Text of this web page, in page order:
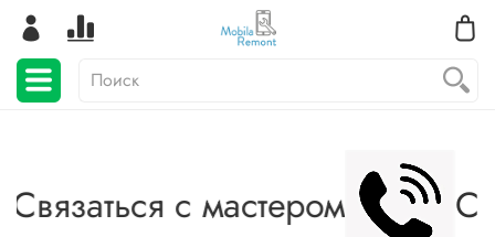
Связаться с мастером